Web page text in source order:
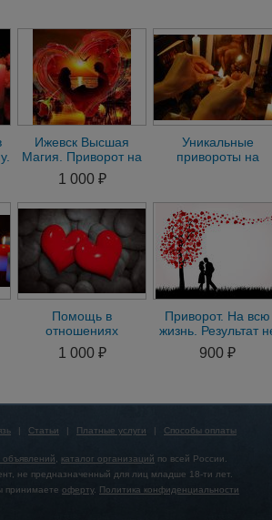
Ижевск Высшая
Магия. Приворот на
Мужа. Приворот на
Девушку. Гадание
1 000 ₽
Уникальные
привороты на
Помощь в
отношениях
Приворот по фото на
Мужа Жену
1 000 ₽
Приворот. На всю
жизнь. Результат
заставит
ждать.Отчёты,
900 ₽
| Статьи | Платные услуги | Способы оплаты
объявлений, каталог организаций по всей России.
не предназначенный для лиц младше 18-ти лет.
принимаете оферту. Политика конфиденциальности